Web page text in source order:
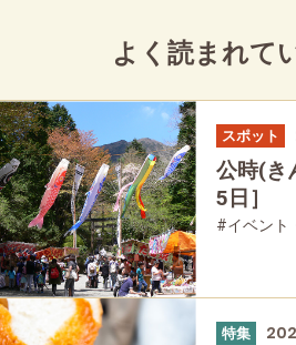
よく読まれて
スポット
公時(き
5日］
#イベント
特集